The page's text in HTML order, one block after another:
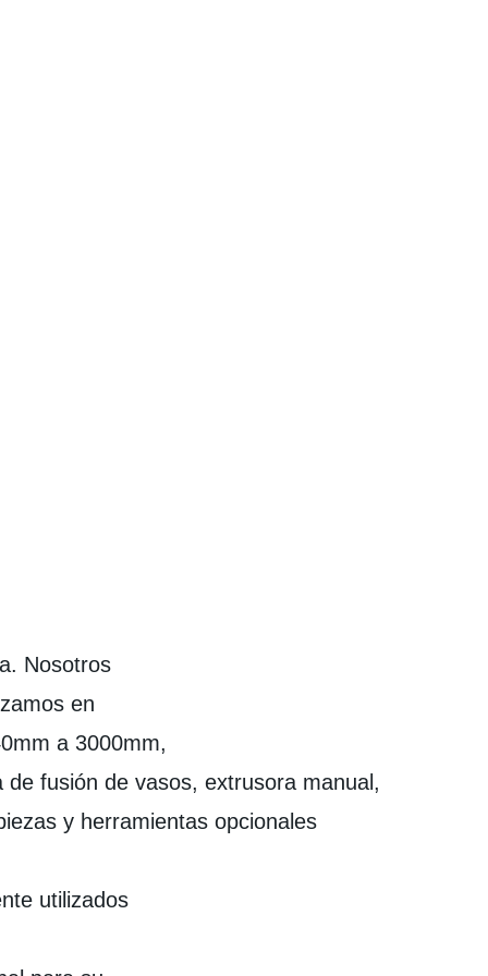
Nosotros
en
a 3000mm,
fusión de vasos, extrusora manual,
y herramientas opcionales
utilizados